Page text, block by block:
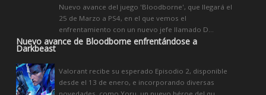
Nuevo avance de Bloodborne enfrentándose a
Darkbeast
Nuevo avance del juego 'Bloodborne', que llegará el
25 de Marzo a PS4, en el que vemos el
enfrentamiento con un nuevo jefe llamado D...
Valorant recibe su esperado Episodio 2, disponible
desde el 13 de enero, e incorporando diversas